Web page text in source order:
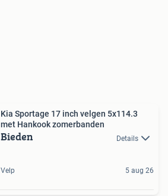
Kia Sportage 17 inch velgen 5x114.3
met Hankook zomerbanden
Bieden Details
Velp 5 aug 26